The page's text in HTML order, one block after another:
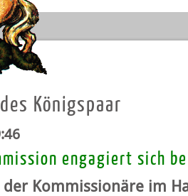
Königspaar
engagiert sich
der Kommissionäre im